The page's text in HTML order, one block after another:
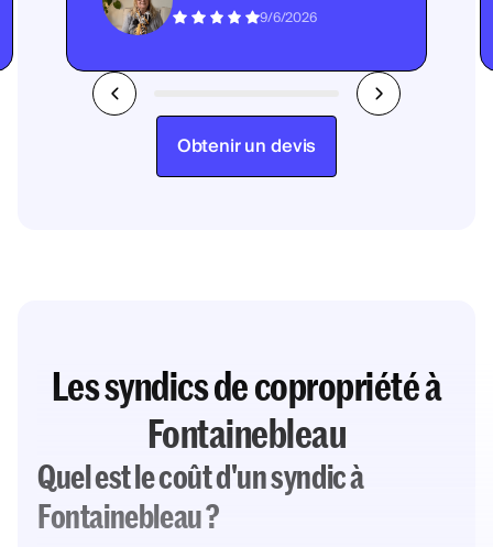
9/6/2026
Obtenir un devis
Les syndics de copropriété à
Fontainebleau
Quel est le coût d'un syndic à
Fontainebleau ?